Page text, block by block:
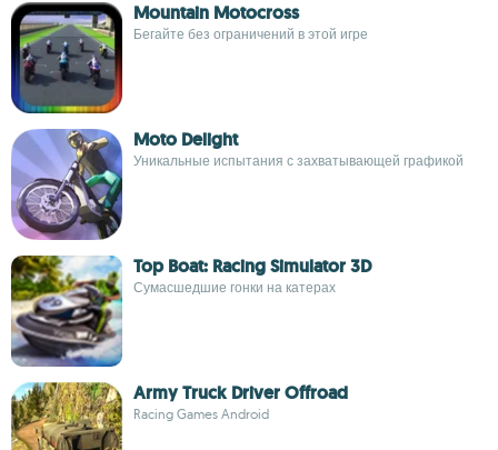
Mountain Motocross
Бегайте без ограничений в этой игре
Moto Delight
Уникальные испытания с захватывающей графикой
Top Boat: Racing Simulator 3D
Сумасшедшие гонки на катерах
Army Truck Driver Offroad
Racing Games Android